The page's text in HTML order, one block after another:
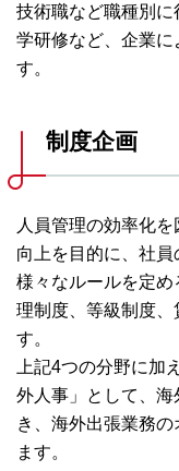
技術職など職種別
学研修など、企業に
す。
制度企画
人員管理の効率化
向上を目的に、社
様々なルールを定
理制度、等級制度、
す。
上記4つの分野に加
外人事」として、
き、海外出張業務
ます。